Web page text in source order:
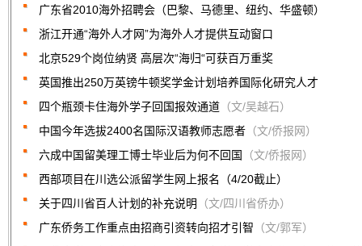
广东省2010海外招聘会‏（巴黎、马德里、纽约、华盛顿）
浙江开通“海外人才网”为海外人才提供互动窗口
北京529个岗位纳贤 高层次“海归“可获百万重奖
英国推出250万英镑牛顿奖学金计划培养国际化研究人才
四个瓶颈卡住海外学子回国报效通道 （文/吴越石）
中国今年选拔2400名国际汉语教师志愿者 （文/侨报网）
六成中国留美理工博士毕业后为何不回国
（文/侨报网）
西部项目在川选公派留学生网上报名（4/20截止）
关于四川省百人计划的补充说明
（文/四川省侨办）
广东侨务工作重点由招商引资转向招才引智 （文/郭军）